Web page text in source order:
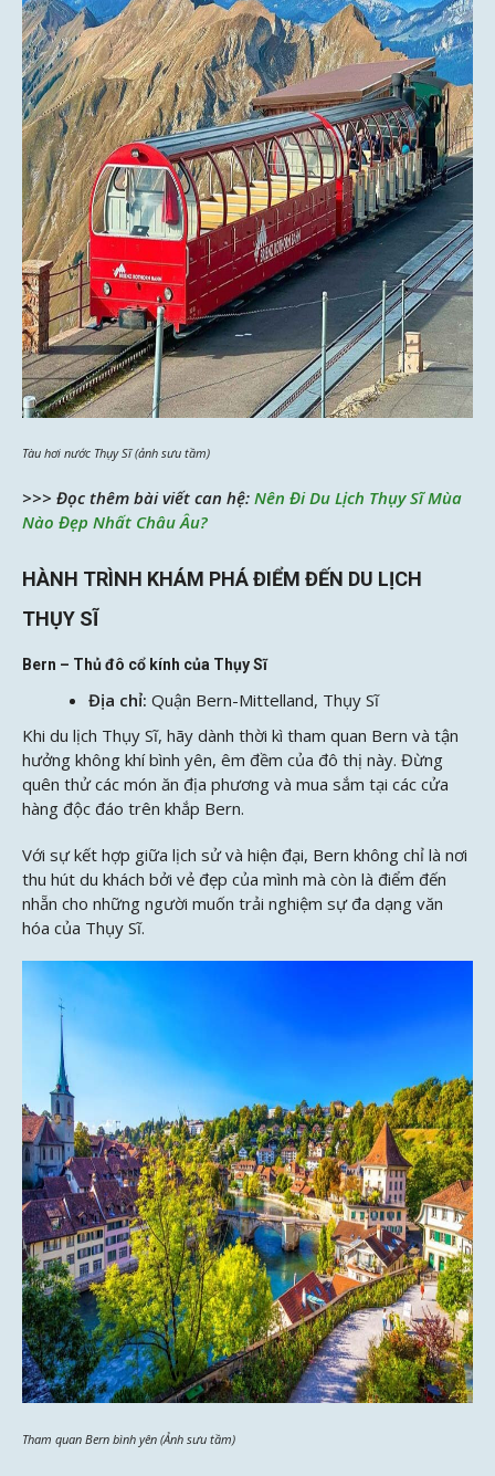
Tàu hơi nước Thụy Sĩ (ảnh sưu tầm)
>>> Đọc thêm bài viết can hệ: Nên Đi Du Lịch Thụy Sĩ Mùa
Nào Đẹp Nhất Châu Âu?
HÀNH TRÌNH KHÁM PHÁ ĐIỂM ĐẾN DU LỊCH
THỤY SĨ
Bern – Thủ đô cổ kính của Thụy Sĩ
Địa chỉ: Quận Bern-Mittelland, Thụy Sĩ
Khi du lịch Thụy Sĩ, hãy dành thời kì tham quan Bern và tận
hưởng không khí bình yên, êm đềm của đô thị này. Đừng
quên thử các món ăn địa phương và mua sắm tại các cửa
hàng độc đáo trên khắp Bern.
Với sự kết hợp giữa lịch sử và hiện đại, Bern không chỉ là nơi
thu hút du khách bởi vẻ đẹp của mình mà còn là điểm đến
nhẵn cho những người muốn trải nghiệm sự đa dạng văn
hóa của Thụy Sĩ.
Tham quan Bern bình yên (Ảnh sưu tầm)